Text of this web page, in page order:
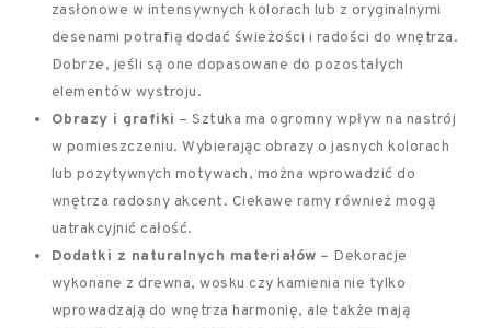
zasłonowe w intensywnych kolorach lub z oryginalnymi
desenami potrafią dodać świeżości i radości do wnętrza.
Dobrze, jeśli są one dopasowane do pozostałych
elementów wystroju.
Obrazy i grafiki – Sztuka ma ogromny wpływ na nastrój
w pomieszczeniu. Wybierając obrazy o jasnych kolorach
lub pozytywnych motywach, można wprowadzić do
wnętrza radosny akcent. Ciekawe ramy również mogą
uatrakcyjnić całość.
Dodatki z naturalnych materiałów – Dekoracje
wykonane z drewna, wosku czy kamienia nie tylko
wprowadzają do wnętrza harmonię, ale także mają